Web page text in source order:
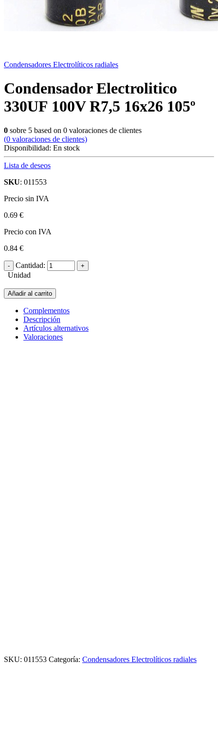
Condensadores Electrolíticos radiales
Condensador Electrolitico
330UF 100V R7,5 16x26 105º
0 sobre 5 based on 0 valoraciones de clientes
(0 valoraciones de clientes)
Disponibilidad: En stock
Lista de deseos
SKU: 011553
Precio sin IVA
0.69 €
Precio con IVA
0.84 €
Cantidad:
Unidad
Añadir al carrito
Complementos
Descripción
Artículos alternativos
Valoraciones
SKU: 011553 Categoría: Condensadores Electrolíticos radiales